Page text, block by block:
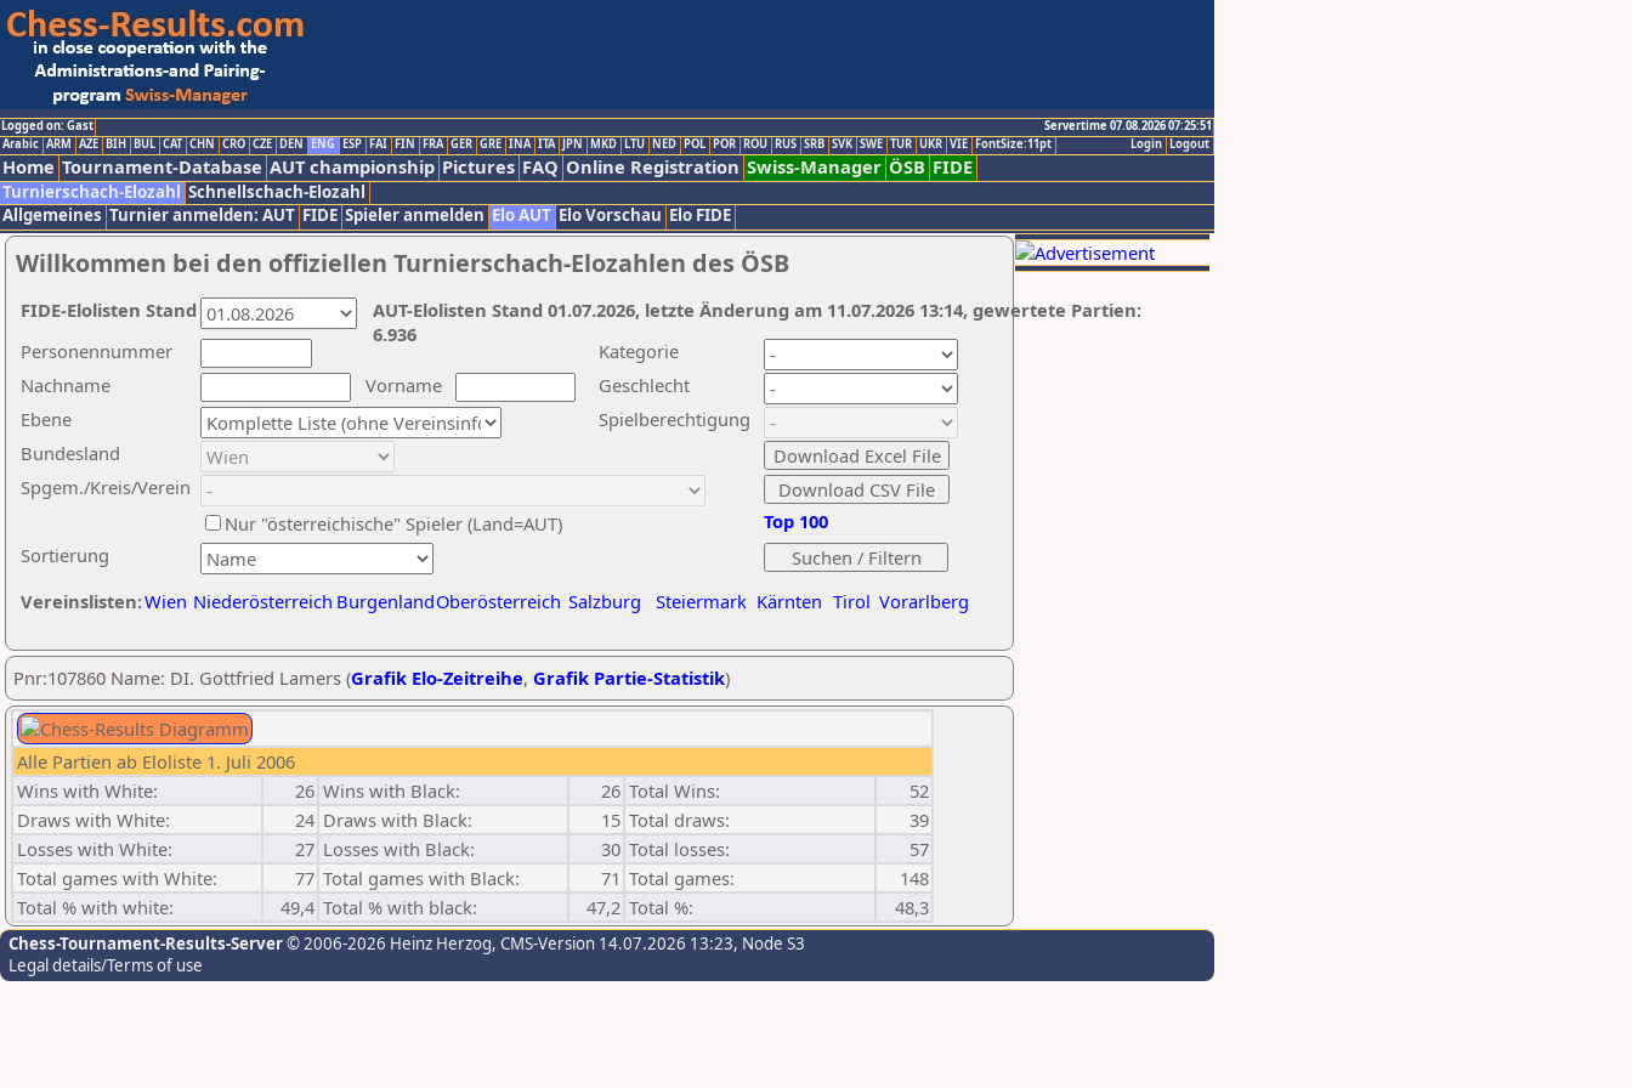
Logged on: Gast
Servertime 07.08.2026 07:25:51
Logout
Login
Arabic ARM AZE BIH BUL CAT CHN CRO CZE DEN ENG ESP FAI FIN FRA GER GRE INA ITA JPN MKD LTU NED POL POR ROU RUS SRB SVK SWE TUR UKR VIE FontSize:11pt
Home Tournament-Database AUT championship Pictures FAQ Online Registration Swiss-Manager ÖSB FIDE
Turnierschach-Elozahl Schnellschach-Elozahl
Allgemeines Turnier anmelden: AUT FIDE Spieler anmelden Elo AUT Elo Vorschau Elo FIDE
Willkommen bei den offiziellen Turnierschach-Elozahlen des ÖSB
Nachname
Vorname
Ebene
Kategorie
Sortierung
Personennummer
Bundesland
Spgem./Kreis/Verein
Geschlecht
Nur "österreichische" Spieler (Land=AUT)
Spielberechtigung
Vereinslisten:Wien Niederösterreich BurgenlandOberösterreich Salzburg Steiermark Kärnten Tirol Vorarlberg
Top 100
AUT-Elolisten Stand 01.07.2026, letzte Änderung am 11.07.2026 13:14, gewertete Partien:
6.936
FIDE-Elolisten Stand
Pnr:107860 Name: DI. Gottfried Lamers (Grafik Elo-Zeitreihe, Grafik Partie-Statistik)
Alle Partien ab Eloliste 1. Juli 2006
Wins with White:
26 Wins with Black: 26 Total Wins:
52
Draws with White:
24 Draws with Black: 15 Total draws:
39
Losses with White:
27 Losses with Black: 30 Total losses:
57
Total games with White:
77 Total games with Black: 71 Total games:
148
Total % with white:
49,4 Total % with black: 47,2 Total %: 48,3
Chess-Tournament-Results-Server© 2006-2026 Heinz Herzog, CMS-Version 14.07.2026 13:23, Node S3
Legal details/Terms of use